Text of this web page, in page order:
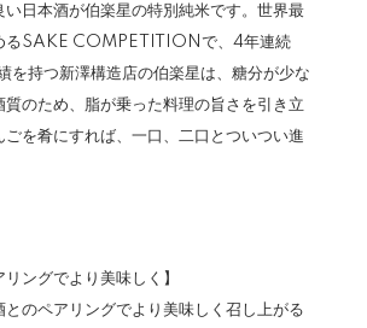
い日本酒が伯楽星の特別純米です。世界最
るSAKE COMPETITIONで、4年連続
を持つ新澤構造店の伯楽星は、糖分が少な
質のため、脂が乗った料理の旨さを引き立
ごを肴にすれば、一口、二口とついつい進
リングでより美味しく】
とのペアリングでより美味しく召し上がる